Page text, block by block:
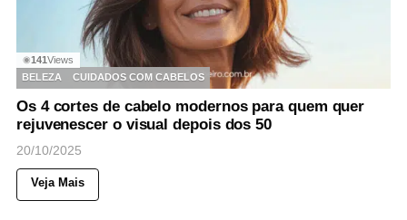
◉141Views
BELEZA
CUIDADOS COM CABELOS
Os 4 cortes de cabelo modernos para quem quer
rejuvenescer o visual depois dos 50
20/10/2025
Veja Mais